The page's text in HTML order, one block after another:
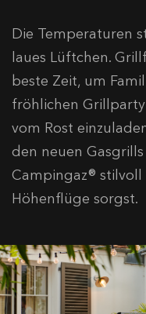
Die Temperaturen
laues Lüftchen.
beste Zeit, um
fröhlichen
vom Rost
den neuen
Campingaz® stilvoll
Höhenflüge sorgst.